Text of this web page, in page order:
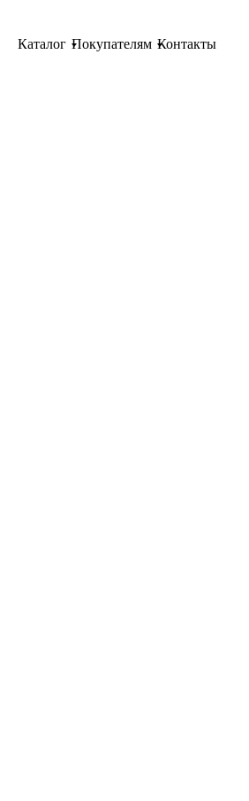
Каталог Покупателям Контакты